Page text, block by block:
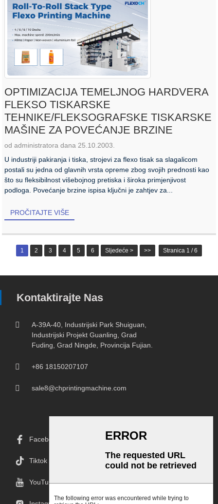
OPTIMIZACIJA TEMELJNOG HARDVERA
FLEKSO TISKARSKE
TEHNIKE/FLEKSOGRAFSKE TISKARSKE
MAŠINE ZA POVEĆANJE BRZINE
od administratora dana 25.10.2003.
U industriji pakiranja i tiska, strojevi za flexo tisak sa slagalicom
postali su jedna od glavnih vrsta opreme zbog svojih prednosti kao
što su fleksibilnost višebojnog pretiska i široka primjenjivost
podloga. Povećanje brzine ispisa ključni je zahtjev za...
PROČITAJTE VIŠE
1 2 3 4 5 6 Sljedeće > >> Stranica 1 / 6
Kontaktirajte Nas
A-39A-40, Industrijski Park Shuiguan,
Industrijski Projekt Guanling, Grad
Fuding, Grad Ningde, Provincija Fujian.
+86 18150207107
sale8@chprintingmachine.com
Facebook
Tiktok
YouTube